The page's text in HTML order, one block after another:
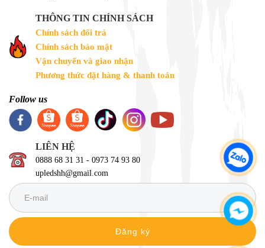
THÔNG TIN CHÍNH SÁCH
Chính sách đổi trả
Chính sách bảo mật
Vận chuyển và giao nhận
Phương thức đặt hàng & thanh toán
Follow us
LIÊN HỆ
0888 68 31 31 - 0973 74 93 80
upledshh@gmail.com
Đăng ký